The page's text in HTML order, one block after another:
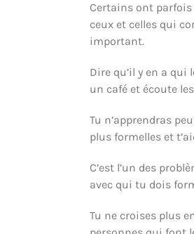
Certains ont parfois
ceux et celles qui
important.
Dire qu’il y en a
un café et écoute
Tu n’apprendras
plus formelles et
C’est l’un des
avec qui tu dois
Tu ne croises plus